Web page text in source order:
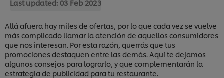
Last updated: 03 Feb 2023
Allá afuera hay miles de ofertas, por lo que cada vez se vuelve
más complicado llamar la atención de aquellos consumidores
que nos interesan. Por esta razón, querrás que tus
promociones destaquen entre las demás. Aquí te dejamos
algunos consejos para lograrlo, y que complementarán la
estrategia de publicidad para tu restaurante.